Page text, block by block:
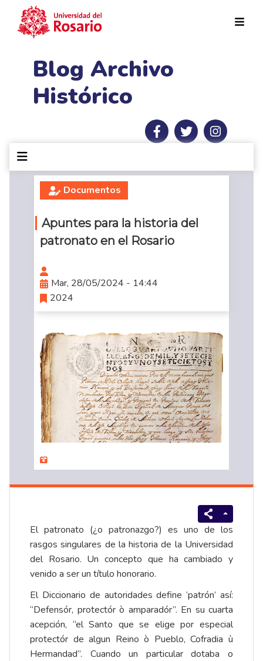
Blog Archivo
Histórico
Documentos
Apuntes para la historia del
patronato en el Rosario
Mar, 28/05/2024 - 14:44
2024
El patronato (¿o patronazgo?) es uno de los
rasgos singulares de la historia de la Universidad
del Rosario. Un concepto que ha cambiado y
venido a ser un título honorario.
El Diccionario de autoridades define ‘patrón’ así:
“Defensór, protectór ò amparadór”. En su cuarta
acepción, “el Santo que se elige por especial
protectór de algun Reino ò Pueblo, Cofradia ù
Hermandad”. Cuando un particular dotaba o